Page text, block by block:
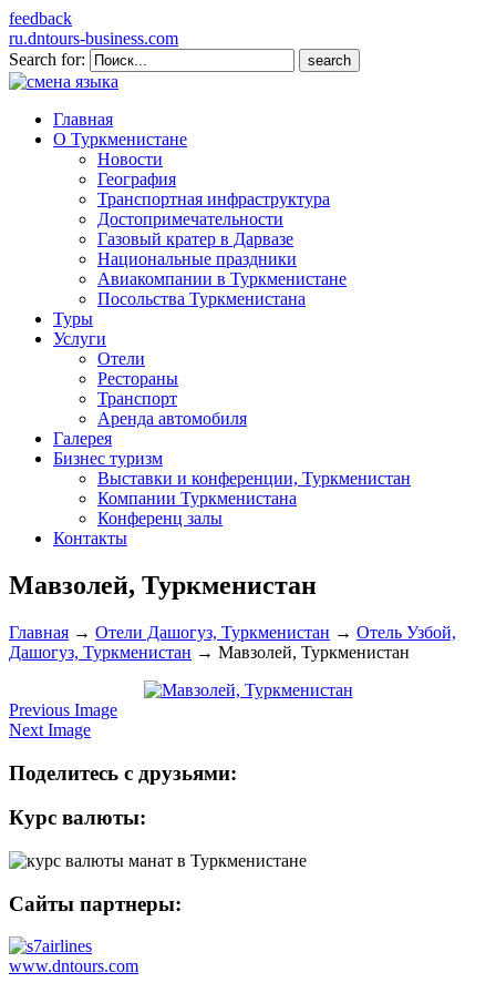
feedback
ru.dntours-business.com
Search for:
Главная
О Туркменистане
Новости
География
Транспортная инфраструктура
Достопримечательности
Газовый кратер в Дарвазе
Национальные праздники
Авиакомпании в Туркменистане
Посольства Туркменистана
Туры
Услуги
Отели
Рестораны
Транспорт
Аренда автомобиля
Галерея
Бизнес туризм
Выставки и конференции, Туркменистан
Компании Туркменистана
Конференц залы
Контакты
Мавзолей, Туркменистан
Главная → Отели Дашогуз, Туркменистан → Отель Узбой,
Дашогуз, Туркменистан → Мавзолей, Туркменистан
Previous Image
Next Image
Поделитесь с друзьями:
Курс валюты:
Сайты партнеры:
www.dntours.com